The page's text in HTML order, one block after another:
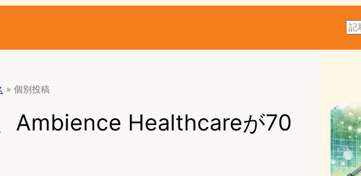
検
索
» 個別投稿
Ambience Healthcareが70